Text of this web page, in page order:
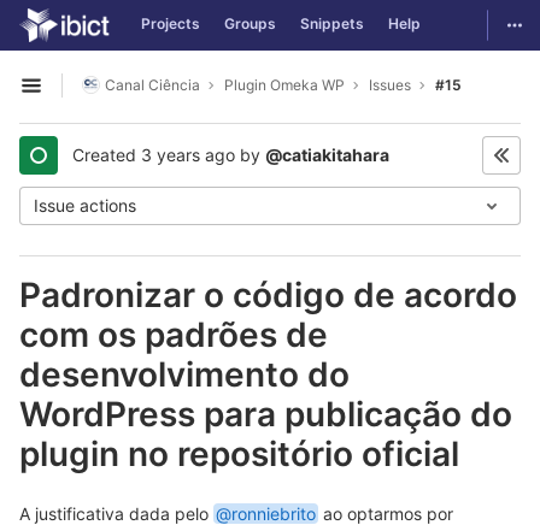
Skip to content
GitLab Projects Groups Snippets Help
Open sidebar
Canal Ciência Plugin Omeka WP Issues #15
Created 3 years ago by @catiakitahara
Issue actions
Padronizar o código de acordo
com os padrões de
desenvolvimento do
WordPress para publicação do
plugin no repositório oficial
A justificativa dada pelo @ronniebrito ao optarmos por